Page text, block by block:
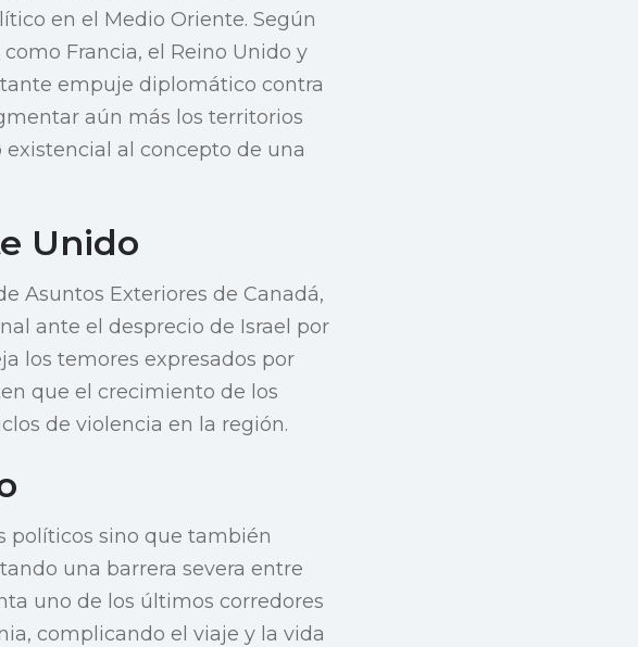
en el Medio Oriente. Según
Francia, el Reino Unido y
empuje diplomático contra
aún más los territorios
al concepto de una
Unido
Asuntos Exteriores de Canadá,
ante el desprecio de Israel por
los temores expresados por
que el crecimiento de los
de violencia en la región.
políticos sino que también
una barrera severa entre
uno de los últimos corredores
complicando el viaje y la vida